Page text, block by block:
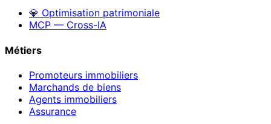
💎 Optimisation patrimoniale
MCP — Cross-IA
Métiers
Promoteurs immobiliers
Marchands de biens
Agents immobiliers
Assurance